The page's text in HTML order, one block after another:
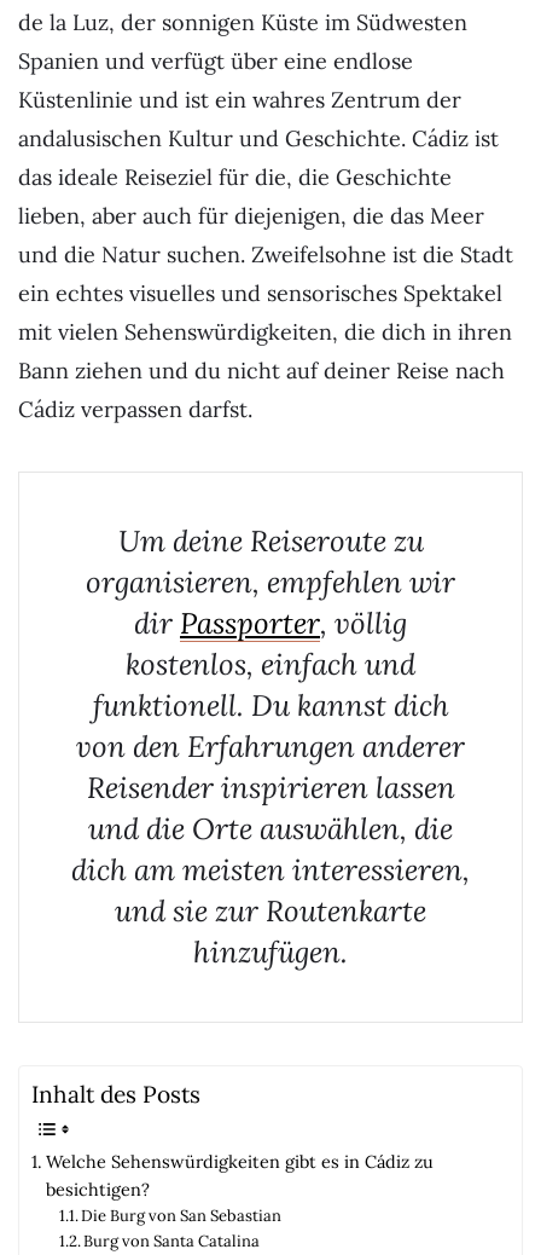
de la Luz, der sonnigen Küste im Südwesten
Spanien und verfügt über eine endlose
Küstenlinie und ist ein wahres Zentrum der
andalusischen Kultur und Geschichte. Cádiz ist
das ideale Reiseziel für die, die Geschichte
lieben, aber auch für diejenigen, die das Meer
und die Natur suchen. Zweifelsohne ist die Stadt
ein echtes visuelles und sensorisches Spektakel
mit vielen Sehenswürdigkeiten, die dich in ihren
Bann ziehen und du nicht auf deiner Reise nach
Cádiz verpassen darfst.
Um deine Reiseroute zu
organisieren, empfehlen wir
dir Passporter, völlig
kostenlos, einfach und
funktionell. Du kannst dich
von den Erfahrungen anderer
Reisender inspirieren lassen
und die Orte auswählen, die
dich am meisten interessieren,
und sie zur Routenkarte
hinzufügen.
Inhalt des Posts
Welche Sehenswürdigkeiten gibt es in Cádiz zu
besichtigen?
Die Burg von San Sebastian
Burg von Santa Catalina